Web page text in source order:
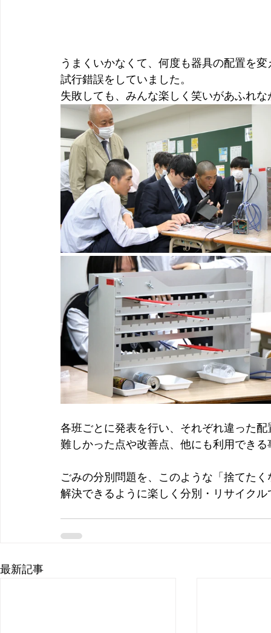
うまくいかなくて、何度も器具の配置を
試行錯誤をしていました。
失敗しても、みんな楽しく笑いがあふれ
各班ごとに発表を行い、それぞれ違った
難しかった点や改善点、他にも利用でき
ごみの分別問題を、このような「捨てた
解決できるように楽しく分別・リサイク
最新記事